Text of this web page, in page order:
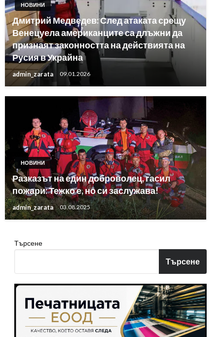
НОВИНИ
Дмитрий Медведев: След атаката срещу
Венецуела американците са длъжни да
признаят законността на действията на
Русия в Украйна
admin_zarata 09.01.2026
НОВИНИ
Разказът на един доброволец, гасил
пожари: Тежко е, но си заслужава!
admin_zarata 03.08.2025
Търсене
Търсене